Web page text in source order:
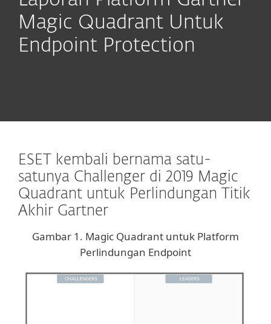
Magic Quadrant Untuk
Endpoint Protection
ESET kembali bernama satu-
satunya Challenger di 2019 Magic
Quadrant untuk Perlindungan Titik
Akhir Gartner
Gambar 1. Magic Quadrant untuk Platform
Perlindungan Endpoint